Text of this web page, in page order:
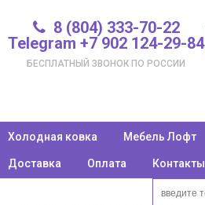
8 (804) 333-70-22
Telegram +7 902 124-29-84
БЕСПЛАТНЫЙ ЗВОНОК ПО РОССИИ
Холодная ковка Мебель Лофт
Доставка Оплата Контакты